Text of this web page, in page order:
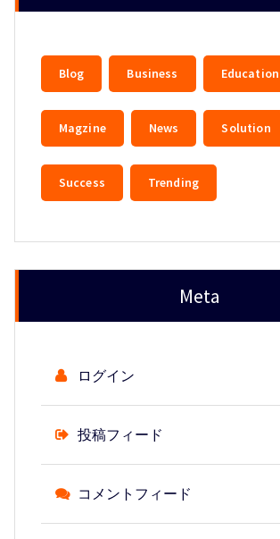
Blog Business Education
Magzine News Solution
Success Trending
Meta
ログイン
投稿フィード
コメントフィード